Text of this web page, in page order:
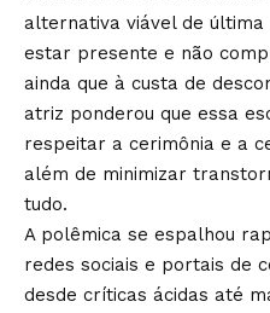
alternativa viável de
estar presente e não
ainda que à custa de
atriz ponderou que essa
respeitar a cerimônia e a
além de minimizar
tudo.
A polêmica se espalhou
redes sociais e portais de
desde críticas ácidas até